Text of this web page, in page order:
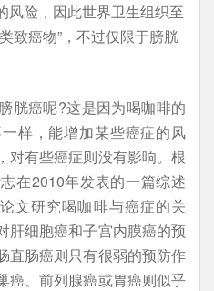
风险，因此世界卫生组织至
致癌物”，不过仅限于膀胱
胱癌呢?这是因为喝咖啡的
样，能增加某些癌症的风
对有些癌症则没有影响。根
在2010年发表的一篇综述
文研究喝咖啡与癌症的关
肝细胞癌和子宫内膜癌的预
直肠癌则只有很弱的预防作
癌、前列腺癌或胃癌则似乎